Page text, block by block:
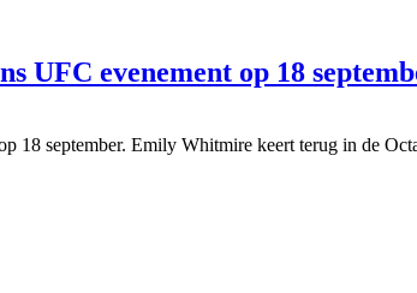
evenement op 18
18 september. Emily Whitmire keert terug in de